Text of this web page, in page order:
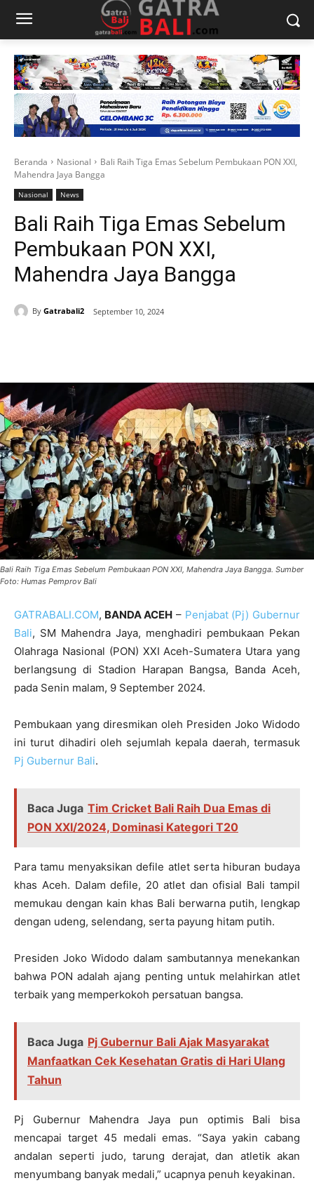
Beranda Nasional
Bali Raih Tiga Emas Sebelum Pembukaan PON XXI,
Mahendra Jaya Bangga
Nasional News
Bali Raih Tiga Emas Sebelum
Pembukaan PON XXI,
Mahendra Jaya Bangga
By Gatrabali2 September 10, 2024
Bali Raih Tiga Emas Sebelum Pembukaan PON XXI, Mahendra Jaya Bangga. Sumber
Foto: Humas Pemprov Bali
GATRABALI.COM, BANDA ACEH – Penjabat (Pj) Gubernur
Bali, SM Mahendra Jaya, menghadiri pembukaan Pekan
Olahraga Nasional (PON) XXI Aceh-Sumatera Utara yang
berlangsung di Stadion Harapan Bangsa, Banda Aceh,
pada Senin malam, 9 September 2024.
Pembukaan yang diresmikan oleh Presiden Joko Widodo
ini turut dihadiri oleh sejumlah kepala daerah, termasuk
Pj Gubernur Bali.
Baca Juga Tim Cricket Bali Raih Dua Emas di
PON XXI/2024, Dominasi Kategori T20
Para tamu menyaksikan defile atlet serta hiburan budaya
khas Aceh. Dalam defile, 20 atlet dan ofisial Bali tampil
memukau dengan kain khas Bali berwarna putih, lengkap
dengan udeng, selendang, serta payung hitam putih.
Presiden Joko Widodo dalam sambutannya menekankan
bahwa PON adalah ajang penting untuk melahirkan atlet
terbaik yang memperkokoh persatuan bangsa.
Baca Juga Pj Gubernur Bali Ajak Masyarakat
Manfaatkan Cek Kesehatan Gratis di Hari Ulang
Tahun
Pj Gubernur Mahendra Jaya pun optimis Bali bisa
mencapai target 45 medali emas. “Saya yakin cabang
andalan seperti judo, tarung derajat, dan atletik akan
menyumbang banyak medali,” ucapnya penuh keyakinan.